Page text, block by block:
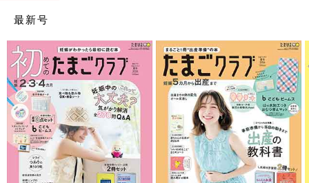
＼月間投稿数80万件以上／ 同じ出産予定月の妊婦さん同士で情
最新号